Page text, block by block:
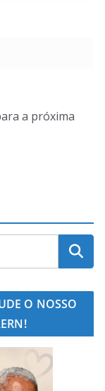
a próxima
O NOSSO